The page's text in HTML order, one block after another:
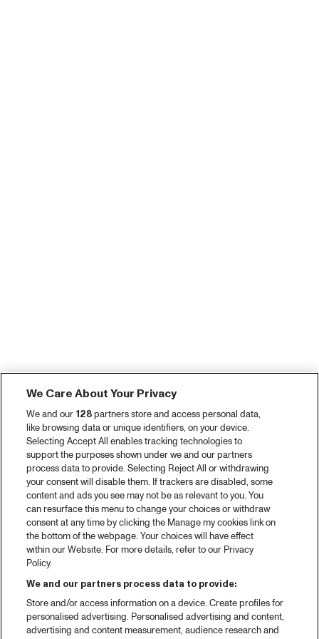
We Care About Your Privacy
We and our 128partners store and access personal data,
like browsing data or unique identifiers, on your device.
Selecting Accept All enables tracking technologies to
support the purposes shown under we and our partners
process data to provide. Selecting Reject All or withdrawing
your consent will disable them. If trackers are disabled, some
content and ads you see may not be as relevant to you. You
can resurface this menu to change your choices or withdraw
consent at any time by clicking the Manage my cookies link on
the bottom of the webpage. Your choices will have effect
within our Website. For more details, refer to our Privacy
Policy.
We and our partners process data to provide:
Store and/or access information on a device. Create profiles for
personalised advertising. Personalised advertising and content,
advertising and content measurement, audience research and